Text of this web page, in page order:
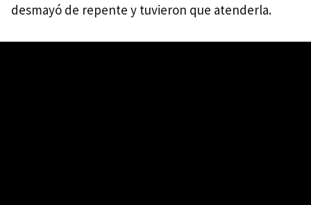
desmayó de repente y tuvieron que atenderla.